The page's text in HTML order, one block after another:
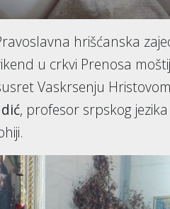
hrišćanska
u crkvi Prenosa
Vaskrsenju
, profesor srpskog